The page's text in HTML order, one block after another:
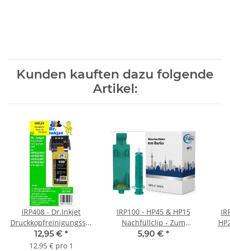
Kunden kauften dazu folgende
Artikel:
IRP408 - Dr.Inkjet
Druckkopfreinigungsset
für
HP932/933/950/951/953/963
12,95 € *
12,95 € pro 1
IRP100 - HP45 & HP15
Nachfüllclip - Zum
Nachfüllen durch den
5,90 € *